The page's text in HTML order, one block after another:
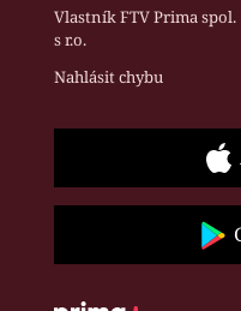
Vlastník FTV Prima spol.
s r.o.
Nahlásit chybu